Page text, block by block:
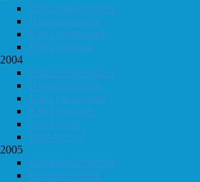
Klubbmesterskapet
Høstturneringen
KM i hurtigsjakk
KM i lynsjakk
2004
Klubbmesterskapet
Høstturneringen
KM i hurtigsjakk
KM i lynsjakk
Vår-konrad
Høst-konrad
2005
Klubbmesterskapet
Høstturneringen